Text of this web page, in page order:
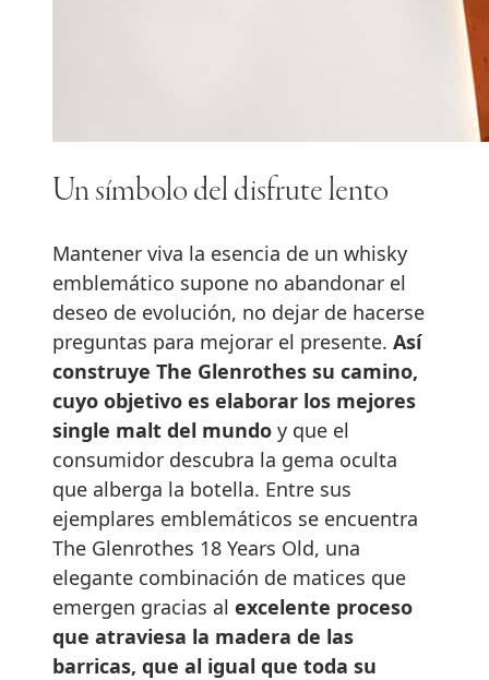
Un símbolo del disfrute lento
Mantener viva la esencia de un whisky
emblemático supone no abandonar el
deseo de evolución, no dejar de hacerse
preguntas para mejorar el presente. Así
construye The Glenrothes su camino,
cuyo objetivo es elaborar los mejores
single malt del mundo y que el
consumidor descubra la gema oculta
que alberga la botella. Entre sus
ejemplares emblemáticos se encuentra
The Glenrothes 18 Years Old, una
elegante combinación de matices que
emergen gracias al excelente proceso
que atraviesa la madera de las
barricas, que al igual que toda su